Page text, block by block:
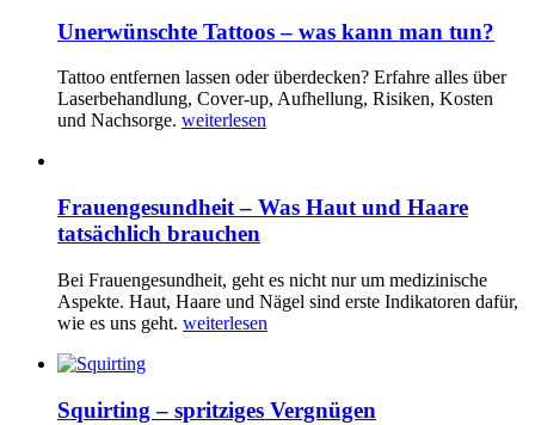
Unerwünschte Tattoos – was kann man tun?
Tattoo entfernen lassen oder überdecken? Erfahre alles über
Laserbehandlung, Cover-up, Aufhellung, Risiken, Kosten
und Nachsorge. weiterlesen
Frauengesundheit – Was Haut und Haare
tatsächlich brauchen
Bei Frauengesundheit, geht es nicht nur um medizinische
Aspekte. Haut, Haare und Nägel sind erste Indikatoren dafür,
wie es uns geht. weiterlesen
Squirting – spritziges Vergnügen